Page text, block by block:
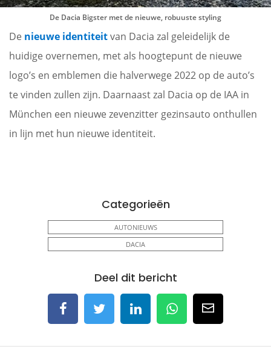
De Dacia Bigster met de nieuwe, robuuste styling
De nieuwe identiteitvan Dacia zal geleidelijk de
huidige overnemen, met als hoogtepunt de nieuwe
logo’s en emblemen die halverwege 2022 op de auto’s
te vinden zullen zijn. Daarnaast zal Dacia op de IAA in
München een nieuwe zevenzitter gezinsauto onthullen
in lijn met hun nieuwe identiteit.
Categorieën
AUTONIEUWS
DACIA
Deel dit bericht